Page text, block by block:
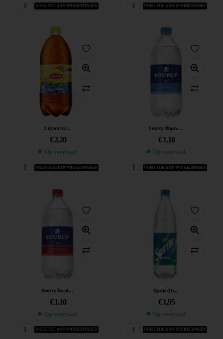
VOEG TOE AAN WINKELWAGEN VOEG TOE AAN WINKELWAGEN
Lipton ice...
€ 2,20
Op voorraad
VOEG TOE AAN WINKELWAGEN
Sourcy Blauw...
€ 1,10
Op voorraad
VOEG TOE AAN WINKELWAGEN
Sourcy Rood...
€ 1,10
Op voorraad
VOEG TOE AAN WINKELWAGEN
Sprite (D)...
€ 1,95
Op voorraad
VOEG TOE AAN WINKELWAGEN